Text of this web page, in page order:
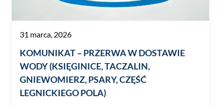
31 marca, 2026
KOMUNIKAT – PRZERWA W DOSTAWIE
WODY (KSIĘGINICE, TACZALIN,
GNIEWOMIERZ, PSARY, CZĘŚĆ
LEGNICKIEGO POLA)